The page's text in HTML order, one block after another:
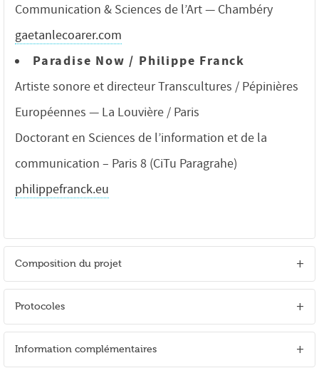
Communication & Sciences de l’Art — Chambéry
gaetanlecoarer.com
Paradise Now / Philippe Franck
Artiste sonore et directeur Transcultures / Pépinières
Européennes — La Louvière / Paris
Doctorant en Sciences de l’information et de la
communication – Paris 8 (CiTu Paragrahe)
philippefranck.eu
Composition du projet
Protocoles
Information complémentaires